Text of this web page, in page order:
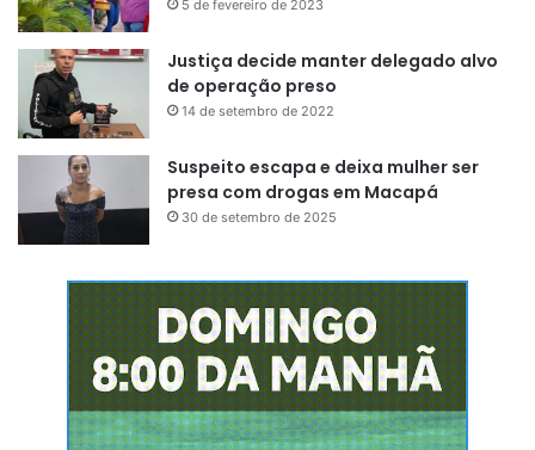
5 de fevereiro de 2023
Justiça decide manter delegado alvo
de operação preso
14 de setembro de 2022
Suspeito escapa e deixa mulher ser
presa com drogas em Macapá
30 de setembro de 2025